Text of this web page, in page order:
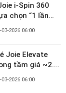
i-Spin 360
chọn “1 lần
giá gần 9
03-2026 06:00
Joie Elevate
tầm giá ~2.8
03-2026 06:00